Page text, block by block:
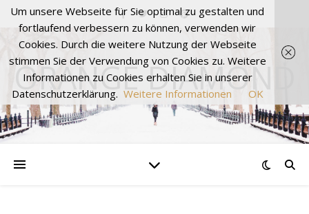
ORANGE DIAMOND
Um unsere Webseite für Sie optimal zu gestalten und
fortlaufend verbessern zu können, verwenden wir
Cookies. Durch die weitere Nutzung der Webseite
stimmen Sie der Verwendung von Cookies zu. Weitere
Informationen zu Cookies erhalten Sie in unserer
Datenschutzerklärung. Weitere Informationen OK